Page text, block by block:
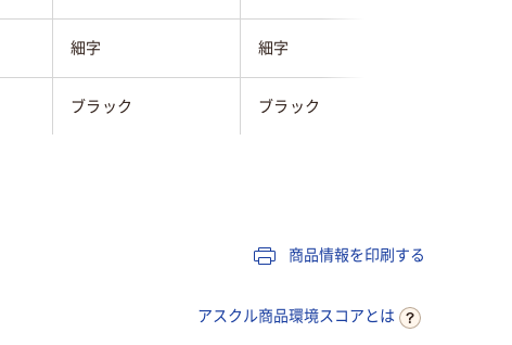
細字 細字
ブラック ブラック
シングル
商品情報を印刷する
アスクル商品環境スコアとは